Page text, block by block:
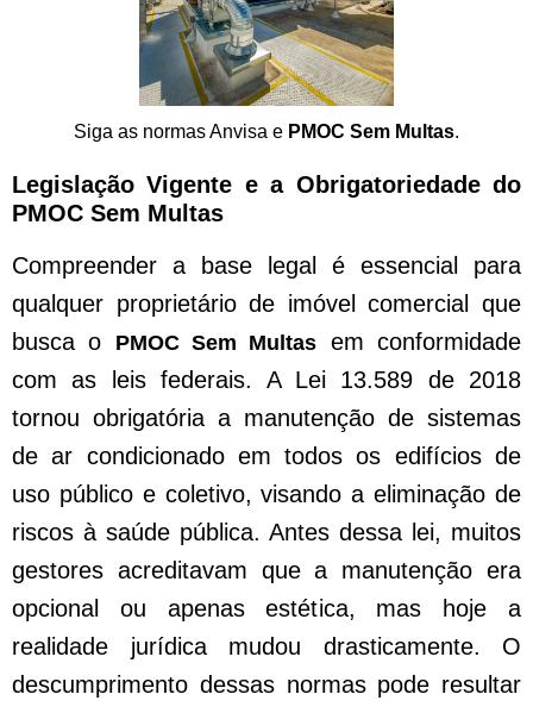
Siga as normas Anvisa e PMOC Sem Multas.
Legislação Vigente e a Obrigatoriedade do
PMOC Sem Multas
Compreender a base legal é essencial para
qualquer proprietário de imóvel comercial que
busca o
PMOC Sem Multas em conformidade
com as leis federais. A Lei 13.589 de 2018
tornou obrigatória a manutenção de sistemas
de ar condicionado em todos os edifícios de
uso público e coletivo, visando a eliminação de
riscos à saúde pública. Antes dessa lei, muitos
gestores acreditavam que a manutenção era
opcional ou apenas estética, mas hoje a
realidade jurídica mudou drasticamente. O
descumprimento dessas normas pode resultar